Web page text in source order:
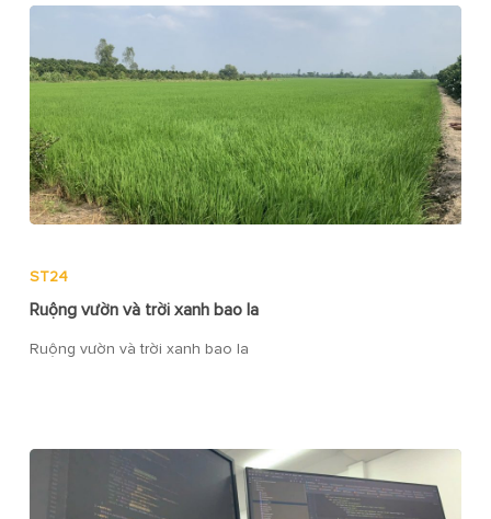
ST24
Ruộng vườn và trời xanh bao la
Ruộng vườn và trời xanh bao la